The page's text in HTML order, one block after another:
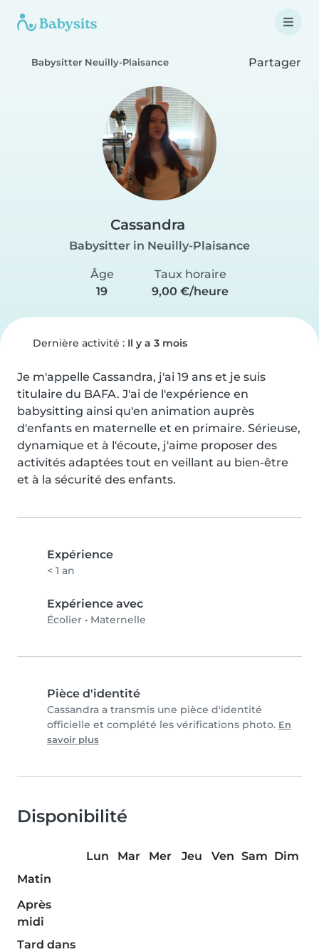
Babysitter Neuilly-Plaisance Partager
Cassandra
Babysitter in Neuilly-Plaisance
Âge
19
Taux horaire
9,00 €/heure
Dernière activité : Il y a 3 mois
Je m'appelle Cassandra, j'ai 19 ans et je suis
titulaire du BAFA. J'ai de l'expérience en
babysitting ainsi qu'en animation auprès
d'enfants en maternelle et en primaire. Sérieuse,
dynamique et à l'écoute, j'aime proposer des
activités adaptées tout en veillant au bien-être
et à la sécurité des enfants.
Expérience
< 1 an
Expérience avec
Écolier • Maternelle
Pièce d'identité
Cassandra a transmis une pièce d'identité
officielle et complété les vérifications photo. En
savoir plus
Disponibilité
Lun Mar Mer Jeu Ven Sam Dim
Matin
Après
midi
Tard dans